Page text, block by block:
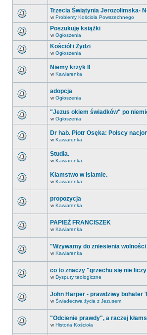
Trzecia Świątynia Jerozolimska-
w Problemy Kościoła Powszechnego
Poszukuję książki
w Ogłoszenia
Kościół i Żydzi
w Ogłoszenia
Niemy krzyk II
w Kawiarenka
adopcja
w Ogłoszenia
"Jezus okiem świadków" po
w Ogłoszenia
Dr hab. Piotr Osęka: Polscy
w Kawiarenka
Studia.
w Kawiarenka
Kłamstwo w islamie.
w Kawiarenka
propozycja
w Kawiarenka
PAPIEŻ FRANCISZEK
w Kawiarenka
"Wzywamy do zniesienia
w Kawiarenka
co to znaczy "grzechu się nie
w Dysputy teologiczne
John Harper - prawdziwy bohater
w Świadectwa życia z Jezusem
"Odcienie prawdy", a raczej
w Historia Kościoła